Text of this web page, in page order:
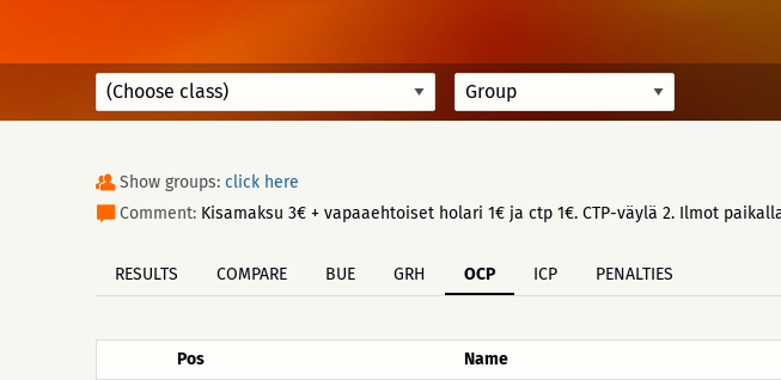
Show groups: click here
Comment: Kisamaksu 3€ + vapaaehtoiset holari 1€ ja ctp 1€. CTP-väylä 2. Ilmot
RESULTS COMPARE BUE GRH OCP ICP PENALTIES
Pos Name